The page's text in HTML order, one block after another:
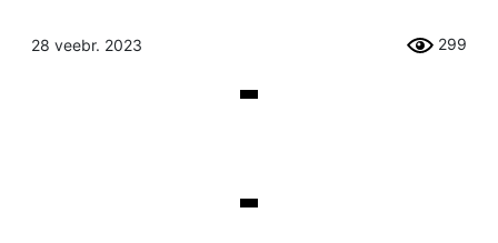
28 veebr. 2023 299